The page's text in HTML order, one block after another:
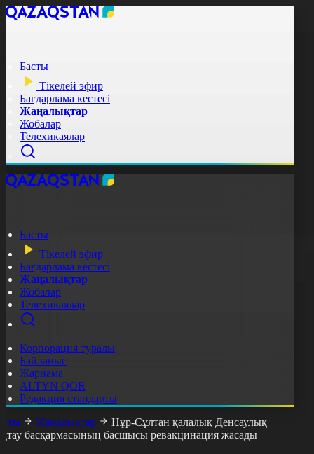
Басты
Тікелей эфир
Бағдарлама кестесі
Жаңалықтар
Жобалар
Телехикаялар
Басты
Тікелей эфир
Бағдарлама кестесі
Жаңалықтар
Жобалар
Телехикаялар
Корпорация туралы
Байланыс
Жарнама
ALTYN QOR
Редакция стандарты
Жаңалықтар
Нұр-Сұлтан қалалық Денсаулық
басқармасының басшысы ревакцинация жасады